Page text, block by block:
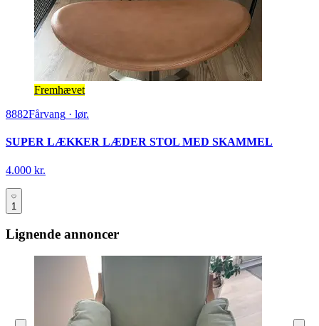
Fremhævet
8882Fårvang · lør.
SUPER LÆKKER LÆDER STOL MED SKAMMEL
4.000 kr.
1
Lignende annoncer